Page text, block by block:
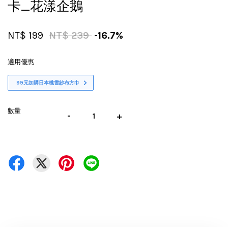
卡_花漾企鵝
NT$ 199 NT$ 239 -16.7%
適用優惠
99元加購日本桃雪紗布方巾
數量 - +